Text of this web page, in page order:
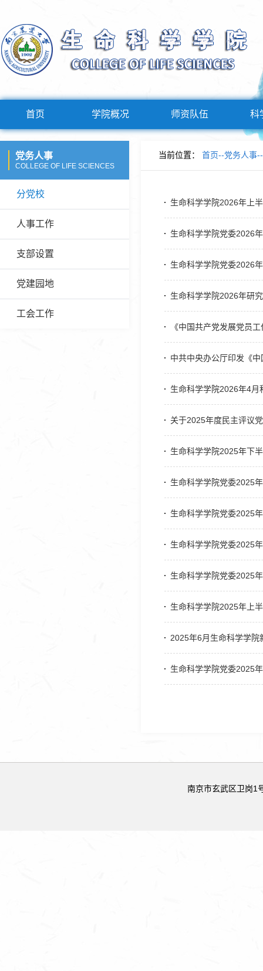
首页 学院概况 师资队伍 科
党务人事
COLLEGE OF LIFE SCIENCES
分党校
人事工作
支部设置
党建园地
工会工作
当前位置： 首页--党务人事--
生命科学学院2026年上
生命科学学院党委2026
生命科学学院党委2026
生命科学学院2026年研
《中国共产党发展党员
中共中央办公厅印发《
生命科学学院2026年4月
关于2025年度民主评议
生命科学学院2025年下
生命科学学院党委2025
生命科学学院党委2025
生命科学学院党委2025
生命科学学院党委2025
生命科学学院2025年上
2025年6月生命科学学院
生命科学学院党委2025
南京市玄武区卫岗1